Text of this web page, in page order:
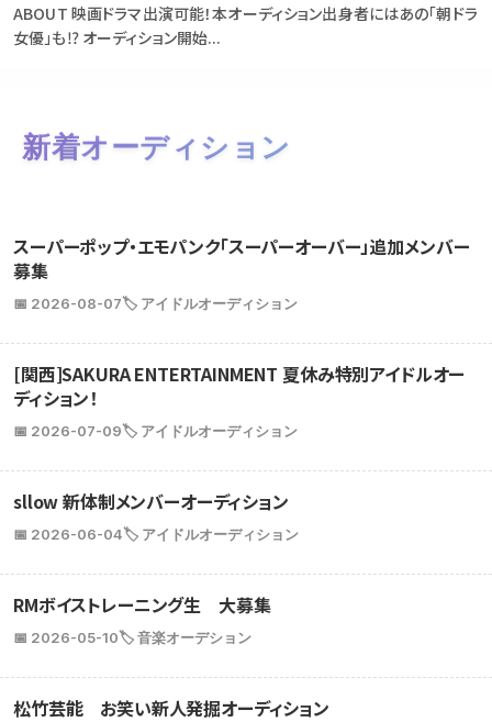
ABOUT 映画ドラマ出演可能！本オーディション出身者にはあの「朝ドラ
女優」も⁉ オーディション開始...
新着オーディション
スーパーポップ・エモパンク「スーパーオーバー」追加メンバー
募集
📅 2026-08-07🏷️ アイドルオーディション
[関西]SAKURA ENTERTAINMENT 夏休み特別アイドルオー
ディション！
📅 2026-07-09🏷️ アイドルオーディション
sllow 新体制メンバーオーディション
📅 2026-06-04🏷️ アイドルオーディション
RMボイストレーニング生 大募集
📅 2026-05-10🏷️ 音楽オーデション
松竹芸能 お笑い新人発掘オーディション